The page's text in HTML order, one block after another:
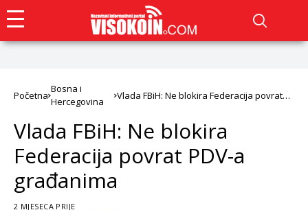
Početna
Bosna i
Hercegovina
Vlada FBiH: Ne blokira Federacija povrat
Vlada FBiH: Ne blokira
Federacija povrat PDV-a
građanima
2 MJESECA PRIJE